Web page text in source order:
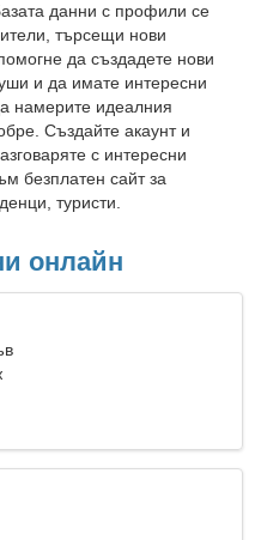
данни с профили се
търсещи нови
да създадете нови
и да имате интересни
намерите идеалния
Създайте акаунт и
с интересни
безплатен сайт за
туристи.
онлайн